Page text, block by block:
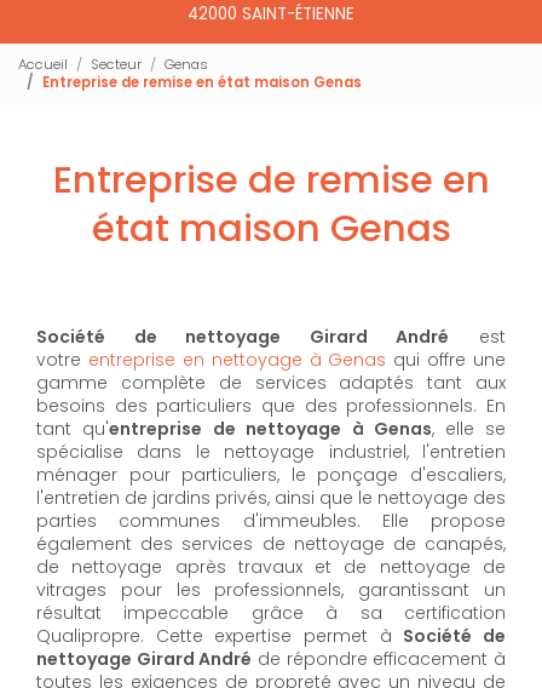
42000 SAINT-ÉTIENNE
Accueil Secteur
Genas
Entreprise de remise en état maison Genas
Entreprise de remise en
état maison Genas
Société de nettoyage Girard André est
votre entreprise en nettoyage à Genas qui offre une
gamme complète de services adaptés tant aux
besoins des particuliers que des professionnels. En
tant qu'entreprise de nettoyage à Genas, elle se
spécialise dans le nettoyage industriel, l'entretien
ménager pour particuliers, le ponçage d'escaliers,
l'entretien de jardins privés, ainsi que le nettoyage des
parties communes d'immeubles. Elle propose
également des services de nettoyage de canapés,
de nettoyage après travaux et de nettoyage de
vitrages pour les professionnels, garantissant un
résultat impeccable grâce à sa certification
Qualipropre. Cette expertise permet à Société de
nettoyage Girard André de répondre efficacement à
toutes les exigences de propreté avec un niveau de